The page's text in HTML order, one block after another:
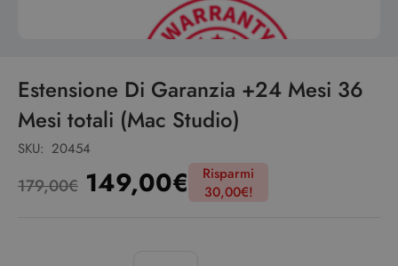
Estensione Di Garanzia +24 Mesi 36
Mesi totali (Mac Studio)
SKU: 20454
179,00€ 149,00€
Risparmi
30,00€!